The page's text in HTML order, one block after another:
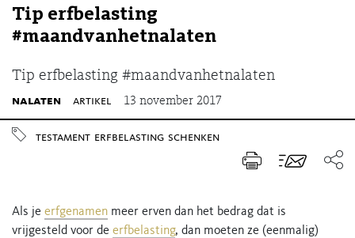
Tip erfbelasting
#maandvanhetnalaten
Tip erfbelasting #maandvanhetnalaten
nalaten artikel 13 november 2017
testament erfbelasting schenken
Als je erfgenamen meer erven dan het bedrag dat is
vrijgesteld voor de erfbelasting, dan moeten ze (eenmalig)